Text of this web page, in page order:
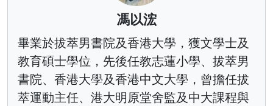
馮以浤
畢業於拔萃男書院及香港大學，獲文學士及
教育碩士學位，先後任教志蓮小學、拔萃男
書院、香港大學及香港中文大學，曾擔任拔
萃運動主任、港大明原堂舍監及中大課程與